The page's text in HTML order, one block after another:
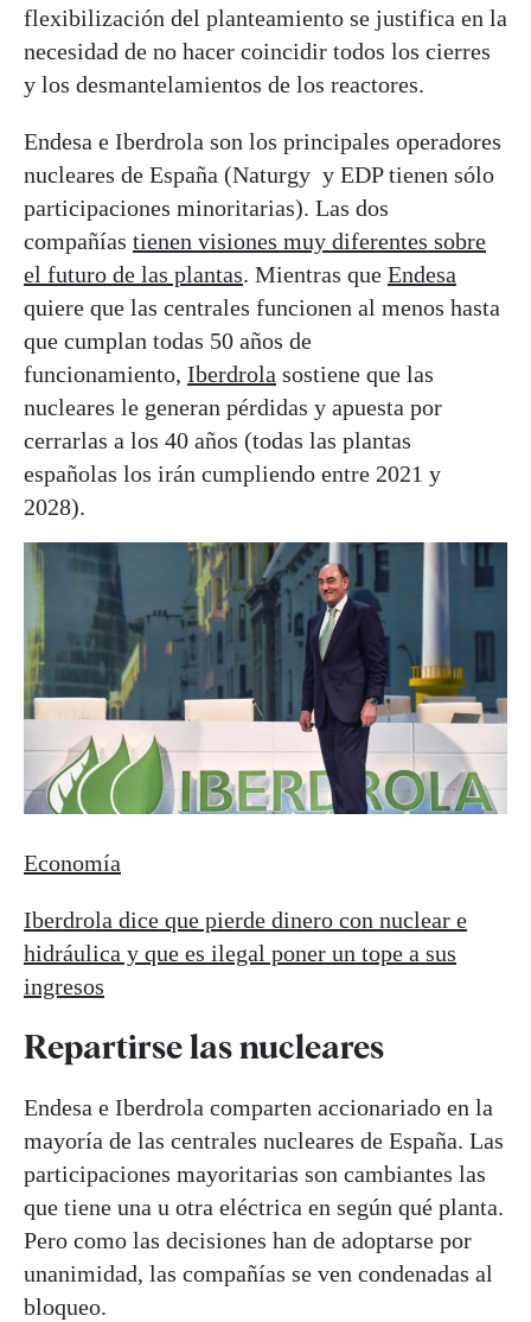
flexibilización del planteamiento se justifica en la
necesidad de no hacer coincidir todos los cierres
y los desmantelamientos de los reactores.
Endesa e Iberdrola son los principales operadores
nucleares de España (Naturgy y EDP tienen sólo
participaciones minoritarias). Las dos
compañías tienen visiones muy diferentes sobre
el futuro de las plantas. Mientras que Endesa
quiere que las centrales funcionen al menos hasta
que cumplan todas 50 años de
funcionamiento, Iberdrola sostiene que las
nucleares le generan pérdidas y apuesta por
cerrarlas a los 40 años (todas las plantas
españolas los irán cumpliendo entre 2021 y
2028).
Economía
Iberdrola dice que pierde dinero con nuclear e
hidráulica y que es ilegal poner un tope a sus
ingresos
Repartirse las nucleares
Endesa e Iberdrola comparten accionariado en la
mayoría de las centrales nucleares de España. Las
participaciones mayoritarias son cambiantes las
que tiene una u otra eléctrica en según qué planta.
Pero como las decisiones han de adoptarse por
unanimidad, las compañías se ven condenadas al
bloqueo.